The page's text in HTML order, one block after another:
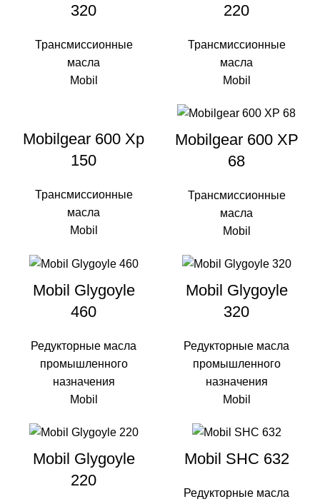
320
Трансмиссионные
масла
Mobil
220
Трансмиссионные
масла
Mobil
Mobilgear 600 Xp
150
Трансмиссионные
масла
Mobil
Mobilgear 600 XP
68
Трансмиссионные
масла
Mobil
Mobil Glygoyle
460
Редукторные масла
промышленного
назначения
Mobil
Mobil Glygoyle
320
Редукторные масла
промышленного
назначения
Mobil
Mobil Glygoyle
220
Mobil SHC 632
Редукторные масла